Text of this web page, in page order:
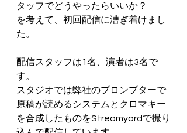
タッフでどうやったらいいか？
を考えて、初回配信に漕ぎ着けまし
た。
配信スタッフは1名、演者は3名で
す。
スタジオでは弊社のプロンプターで
原稿が読めるシステムとクロマキー
を合成したものをStreamyardで撮り